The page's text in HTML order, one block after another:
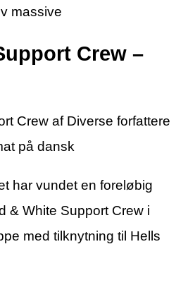
massive
Crew –
Crew af Diverse forfattere
på dansk
har vundet en foreløbig
& White Support Crew i
med tilknytning til Hells